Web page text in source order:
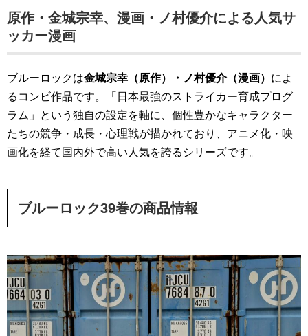
原作・金城宗幸、漫画・ノ村優介による人気サ
ッカー漫画
ブルーロックは金城宗幸（原作）・ノ村優介（漫画） によ
るコンビ作品です。「日本最強のストライカー育成プログ
ラム」という独自の設定を軸に、個性豊かなキャラクター
たちの競争・成長・心理戦が描かれており、アニメ化・映
画化を経て国内外で高い人気を誇るシリーズです。
ブルーロック39巻の商品情報